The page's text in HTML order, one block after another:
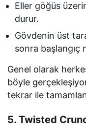
Eller göğüs
durur.
Gövdenin üst
sonra başlangıç
Genel olarak
böyle
tekrar ile
5. Twisted